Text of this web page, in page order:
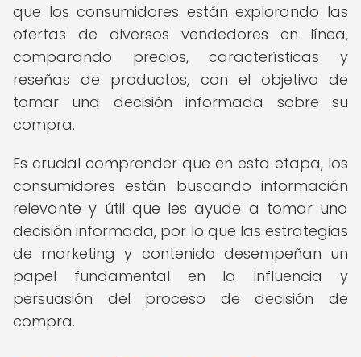
que los consumidores están explorando las
ofertas de diversos vendedores en línea,
comparando precios, características y
reseñas de productos, con el objetivo de
tomar una decisión informada sobre su
compra.
Es crucial comprender que en esta etapa, los
consumidores están buscando información
relevante y útil que les ayude a tomar una
decisión informada, por lo que las estrategias
de marketing y contenido desempeñan un
papel fundamental en la influencia y
persuasión del proceso de decisión de
compra.